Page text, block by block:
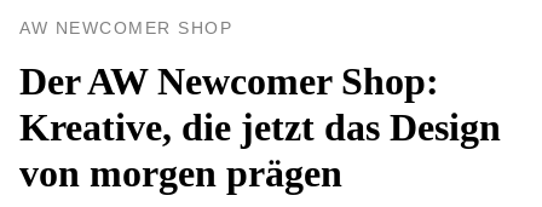
AW NEWCOMER SHOP
Der AW Newcomer Shop:
Kreative, die jetzt das Design
von morgen prägen